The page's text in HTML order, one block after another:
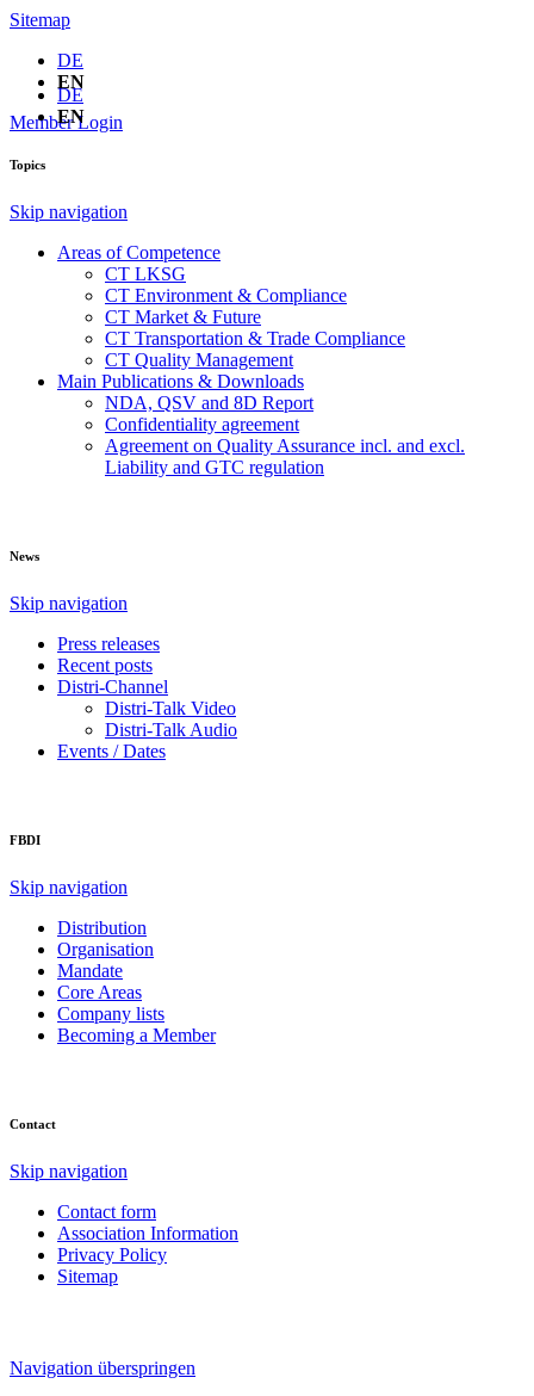
Sitemap
DE
EN
Member Login
DE
EN
Topics
Skip navigation
Areas of Competence
CT LKSG
CT Environment & Compliance
CT Market & Future
CT Transportation & Trade Compliance
CT Quality Management
Main Publications & Downloads
NDA, QSV and 8D Report
Confidentiality agreement
Agreement on Quality Assurance incl. and excl.
Liability and GTC regulation
News
Skip navigation
Press releases
Recent posts
Distri-Channel
Distri-Talk Video
Distri-Talk Audio
Events / Dates
FBDI
Skip navigation
Distribution
Organisation
Mandate
Core Areas
Company lists
Becoming a Member
Contact
Skip navigation
Contact form
Association Information
Privacy Policy
Sitemap
Navigation überspringen